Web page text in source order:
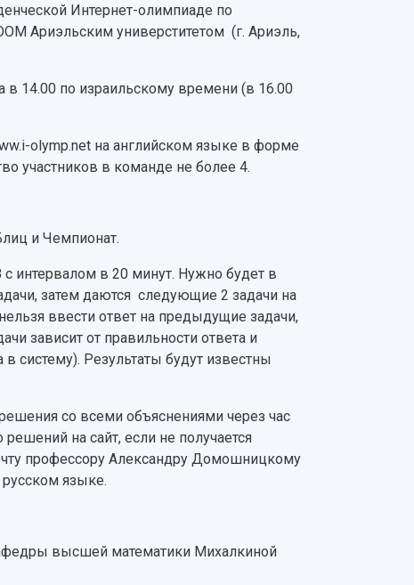
Интернет-олимпиаде по
Ариэльским универститетом (г. Ариэль,
в 14.00 по израильскому времени (в 16.00
olymp.net на английском языке в форме
участников в команде не более 4.
и Чемпионат.
с интервалом в 20 минут. Нужно будет в
затем даются следующие 2 задачи на
ввести ответ на предыдущие задачи,
зависит от правильности ответа и
систему). Результаты будут известны
со всеми объяснениями через час
на сайт, если не получается
профессору Александру Домошницкому
языке.
высшей математики Михалкиной